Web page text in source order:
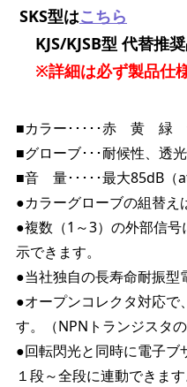
SKS型はこちら
KJS/KJSB型 代替推
※詳細は必ず製品仕
■カラー･････赤 黄 緑
■グローブ･･･耐候性、透
■音 量･････最大85dB（
●カラーグローブの組替え
●複数（1～3）の外部信
示できます。
●当社独自の長寿命耐振型
●オープンコレクタ対応で
す。（NPNトランジスタの
●回転閃光と同時に電子ブ
１段～全段に連動できます